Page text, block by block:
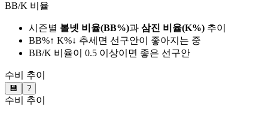
BB/K 비율
시즌별 볼넷 비율(BB%)과 삼진 비율(K%) 추이
BB%↑ K%↓ 추세면 선구안이 좋아지는 중
BB/K 비율이 0.5 이상이면 좋은 선구안
수비 추이
💾 ?
수비 추이